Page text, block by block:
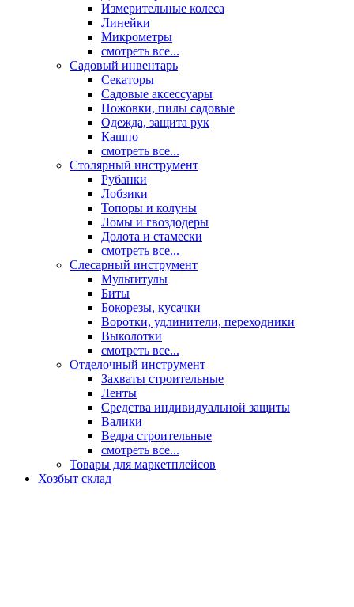
Измерительные колеса
Линейки
Микрометры
смотреть все...
Садовый инвентарь
Секаторы
Садовые аксессуары
Ножовки, пилы садовые
Одежда, защита рук
Кашпо
смотреть все...
Столярный инструмент
Рубанки
Лобзики
Топоры и колуны
Ломы и гвоздодеры
Долота и стамески
смотреть все...
Слесарный инструмент
Мультитулы
Биты
Бокорезы, кусачки
Воротки, удлинители, переходники
Выколотки
смотреть все...
Отделочный инструмент
Захваты строительные
Ленты
Средства индивидуальной защиты
Валики
Ведра строительные
смотреть все...
Товары для маркетплейсов
Хозбыт склад